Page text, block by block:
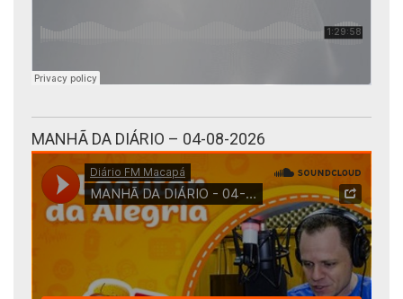
MANHÃ DA DIÁRIO – 04-08-2026